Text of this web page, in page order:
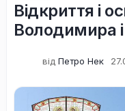
Відкриття і
Володимира
від Петро Нек